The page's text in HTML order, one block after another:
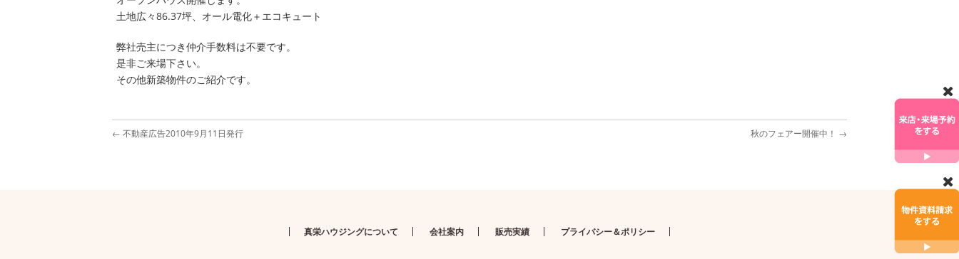
土地広々86.37坪、オール電化＋エコキュート
弊社売主につき仲介手数料は不要です。
是非ご来場下さい。
その他新築物件のご紹介です。
← 不動産広告2010年9月11日発行 秋のフェアー開催中！ →
真栄ハウジングについて 会社案内 販売実績 プライバシー＆ポリシー